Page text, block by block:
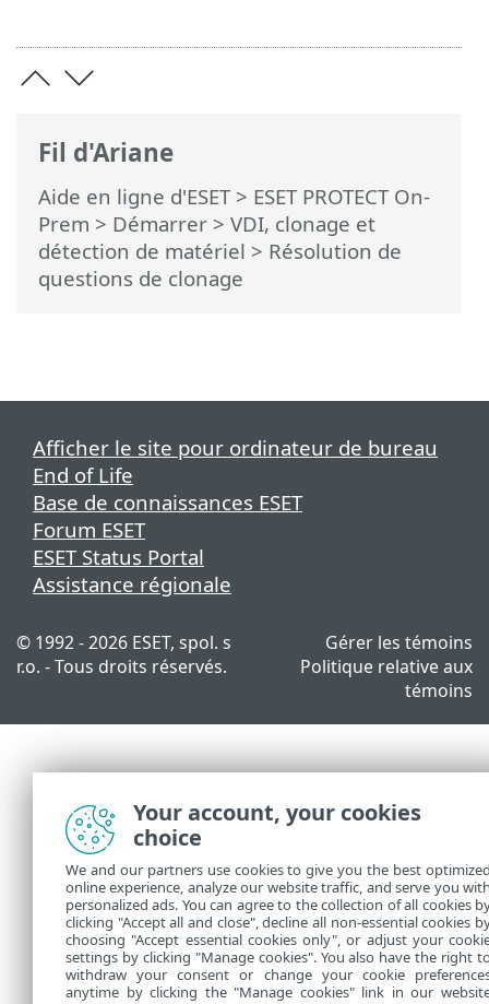
Fil d'Ariane
Aide en ligne d'ESET> ESET PROTECT On-
Prem > Démarrer > VDI, clonage et
détection de matériel > Résolution de
questions de clonage
Afficher le site pour ordinateur de bureau
End of Life
Base de connaissances ESET
Forum ESET
ESET Status Portal
Assistance régionale
© 1992 - 2026 ESET, spol. s
r.o. - Tous droits réservés.
Gérer les témoins
Politique relative aux
témoins
Your account, your cookies
choice
We and our partners use cookies to give you the best
online experience, analyze our website traffic, and serve you
personalized ads. You can agree to the collection of all cookies
clicking "Accept all and close", decline all non-essential cookies
choosing "Accept essential cookies only", or adjust your
settings by clicking "Manage cookies". You also have the right
withdraw your consent or change your cookie
anytime by clicking the "Manage cookies" link in our